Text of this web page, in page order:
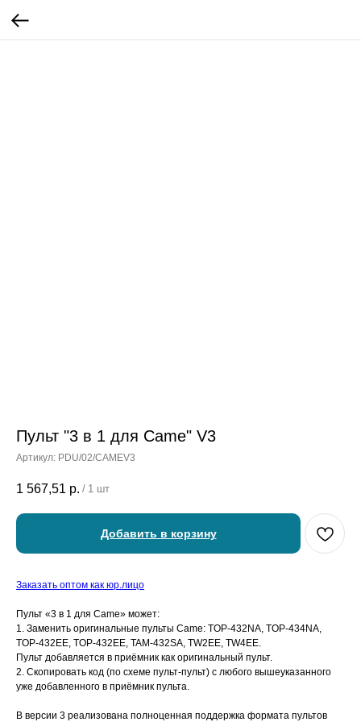
Пульт "3 в 1 для Came" V3
Артикул: PDU/02/CAMEV3
1 567,51 р. / 1 шт
Добавить в корзину
Заказать оптом как юр.лицо
Пульт «3 в 1 для Came» может:
1. Заменить оригинальные пульты Came: TOP-432NA, TOP-434NA,
TOP-432EE, TOP-432EE, TAM-432SA, TW2EE, TW4EE.
Пульт добавляется в приёмник как оригинальный пульт.
2. Скопировать код (по схеме пульт-пульт) с любого вышеуказанного
уже добавленного в приёмник пульта.
В версии 3 реализована полноценная поддержка формата пультов